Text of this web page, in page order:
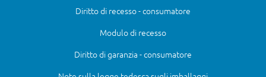
Diritto di recesso - consumatore
Modulo di recesso
Diritto di garanzia - consumatore